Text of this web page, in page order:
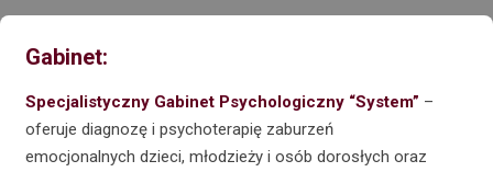
Gabinet:
Specjalistyczny Gabinet Psychologiczny “System” –
oferuje diagnozę i psychoterapię zaburzeń
emocjonalnych dzieci, młodzieży i osób dorosłych oraz